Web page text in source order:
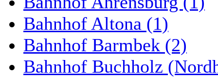
Bahnhof Altona (1)
Bahnhof Barmbek (2)
Bahnhof Buchholz